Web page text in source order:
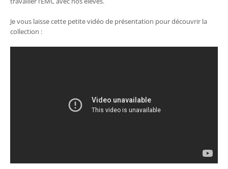
Je vous laisse cette petite vidéo de présentation pour découvrir la
collection :